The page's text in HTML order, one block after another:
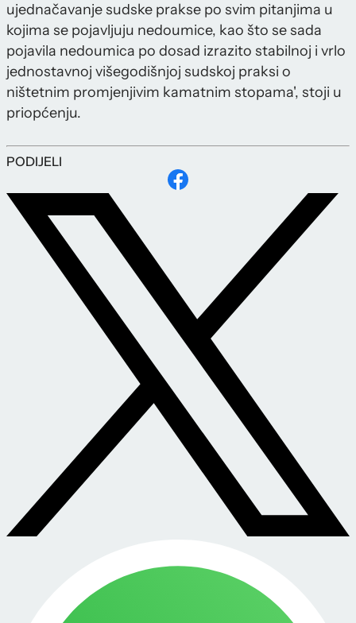
ujednačavanje sudske prakse po svim pitanjima u
kojima se pojavljuju nedoumice, kao što se sada
pojavila nedoumica po dosad izrazito stabilnoj i vrlo
jednostavnoj višegodišnjoj sudskoj praksi o
ništetnim promjenjivim kamatnim stopama', stoji u
priopćenju.
PODIJELI